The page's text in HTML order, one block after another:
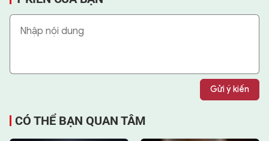
Gửi ý kiến
CÓ THỂ BẠN QUAN TÂM